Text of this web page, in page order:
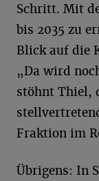
Schritt. Mit
bis 2035 zu
Blick auf die
„Da wird
stöhnt Thiel,
Fraktion im
Übrigens: In